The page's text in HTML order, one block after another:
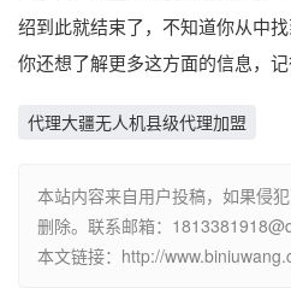
绍到此就结束了，不知道你从中
你还想了解更多这方面的信息，记
代理大疆无人机县级代理加盟
本站内容来自用户投稿，如果侵
删除。联系邮箱：
本文链接：http://